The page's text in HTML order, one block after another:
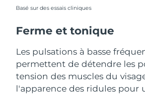
Basé sur des essais cliniques
Ferme et tonique
Les pulsations à basse
permettent de détendre les
tension des muscles du
l'apparence des ridules pour
Royaume-Uni
États-Unis
Ouzbékistan
Viêt Nam